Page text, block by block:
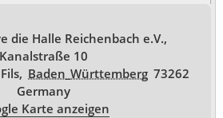
die Halle Reichenbach e.V.,
Kanalstraße 10
, Baden_Württemberg 73262
Germany
Karte anzeigen